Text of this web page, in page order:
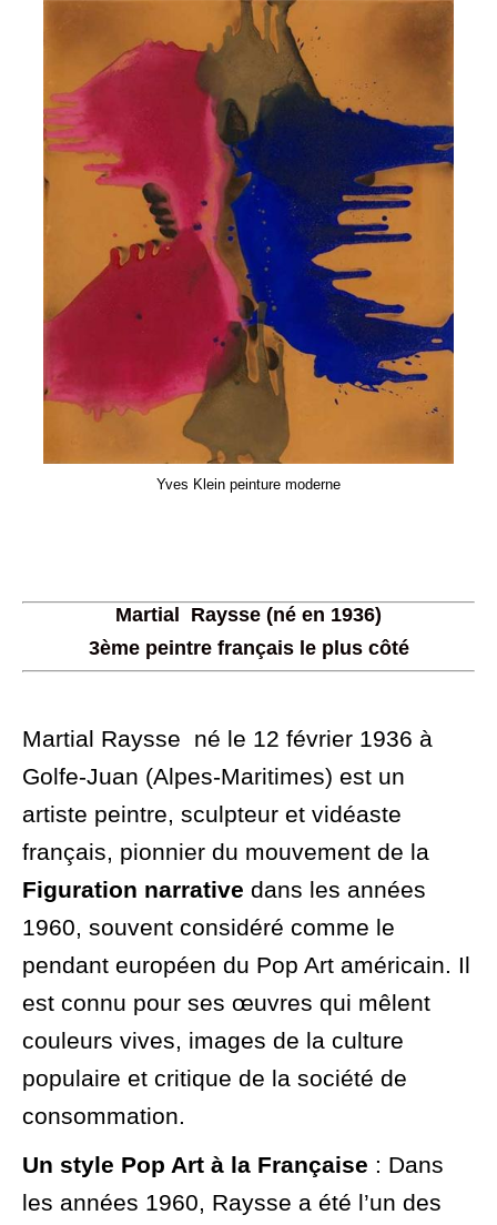
Yves Klein peinture moderne
Martial Raysse (né en 1936)
3ème peintre français le plus côté
Martial Raysse né le 12 février 1936 à
Golfe-Juan (Alpes-Maritimes) est un
artiste peintre, sculpteur et vidéaste
français, pionnier du mouvement de la
Figuration narrative dans les années
1960, souvent considéré comme le
pendant européen du Pop Art américain. Il
est connu pour ses œuvres qui mêlent
couleurs vives, images de la culture
populaire et critique de la société de
consommation.
Un style Pop Art à la Française : Dans
les années 1960, Raysse a été l’un des